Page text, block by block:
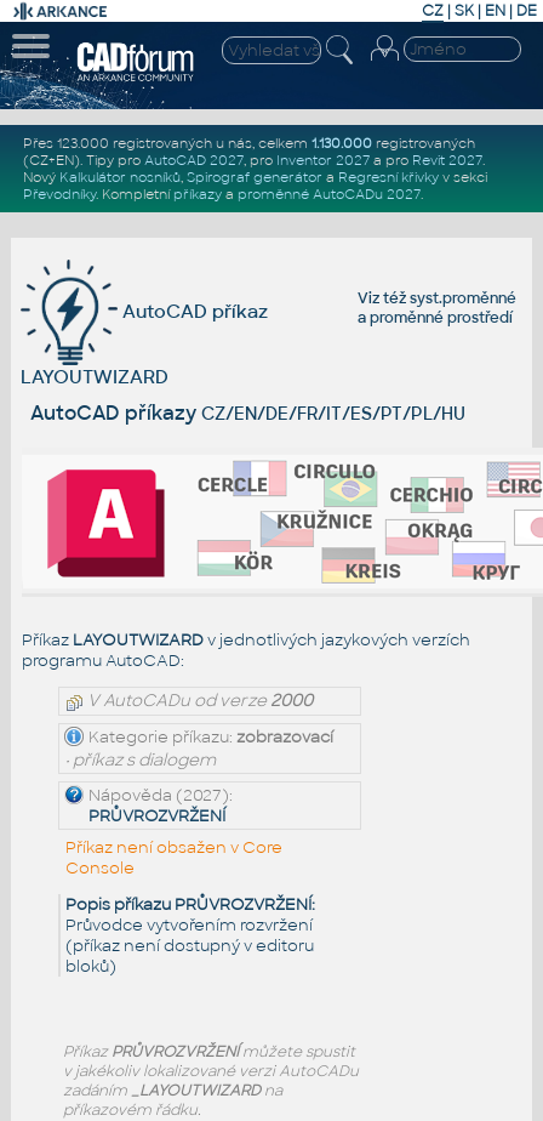
CZ | SK| EN | DE
Přes 123.000 registrovaných u nás, celkem 1.130.000registrovaných
(CZ+EN). Tipy pro AutoCAD 2027, pro Inventor 2027a pro Revit 2027.
Nový Kalkulátor nosníků, Spirograf generátor a Regresní křivkyv sekci
Převodníky. Kompletní příkazya proměnné AutoCADu 2027.
Viz téžsyst.proměnné
aproměnné prostředí
AutoCAD příkaz
LAYOUTWIZARD
AutoCAD příkazy CZ/EN/DE/FR/IT/ES/PT/PL/HU
Příkaz LAYOUTWIZARDv jednotlivých jazykových verzích
programu AutoCAD:
V AutoCADu od verze2000
Kategorie příkazu: zobrazovací
• příkaz s dialogem
Nápověda (2027):
PRŮVROZVRŽENÍ
Příkaz není obsažen v Core
Console
Popis příkazu PRŮVROZVRŽENÍ:
Průvodce vytvořením rozvržení
(příkaz není dostupný v editoru
bloků)
PříkazPRŮVROZVRŽENÍmůžete spustit
v jakékoliv lokalizované verzi AutoCADu
zadáním _LAYOUTWIZARDna
příkazovém řádku.